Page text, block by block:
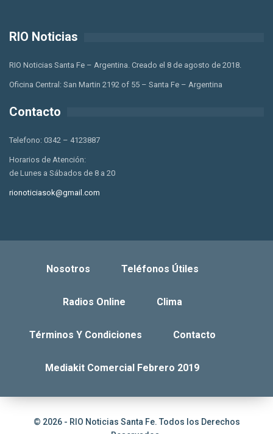
RIO Noticias
RIO Noticias Santa Fe – Argentina. Creado el 8 de agosto de 2018.
Oficina Central: San Martin 2192 of 55 – Santa Fe – Argentina
Contacto
Telefono: 0342 – 4123887
Horarios de Atención:
de Lunes a Sábados de 8 a 20
rionoticiasok@gmail.com
Nosotros Teléfonos Útiles
Radios Online Clima
Términos Y Condiciones Contacto
Mediakit Comercial Febrero 2019
© 2026 - RIO Noticias Santa Fe. Todos los Derechos